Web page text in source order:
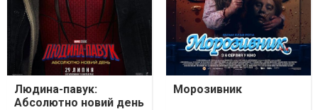
Людина-павук:
Абсолютно новий день
Морозивник